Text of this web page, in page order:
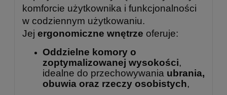
komforcie użytkownika i funkcjonalności
w codziennym użytkowaniu.
Jej ergonomiczne wnętrze oferuje:
Oddzielne komory o
zoptymalizowanej wysokości,
idealne do przechowywania ubrania,
obuwia oraz rzeczy osobistych,